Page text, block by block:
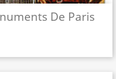
De Paris